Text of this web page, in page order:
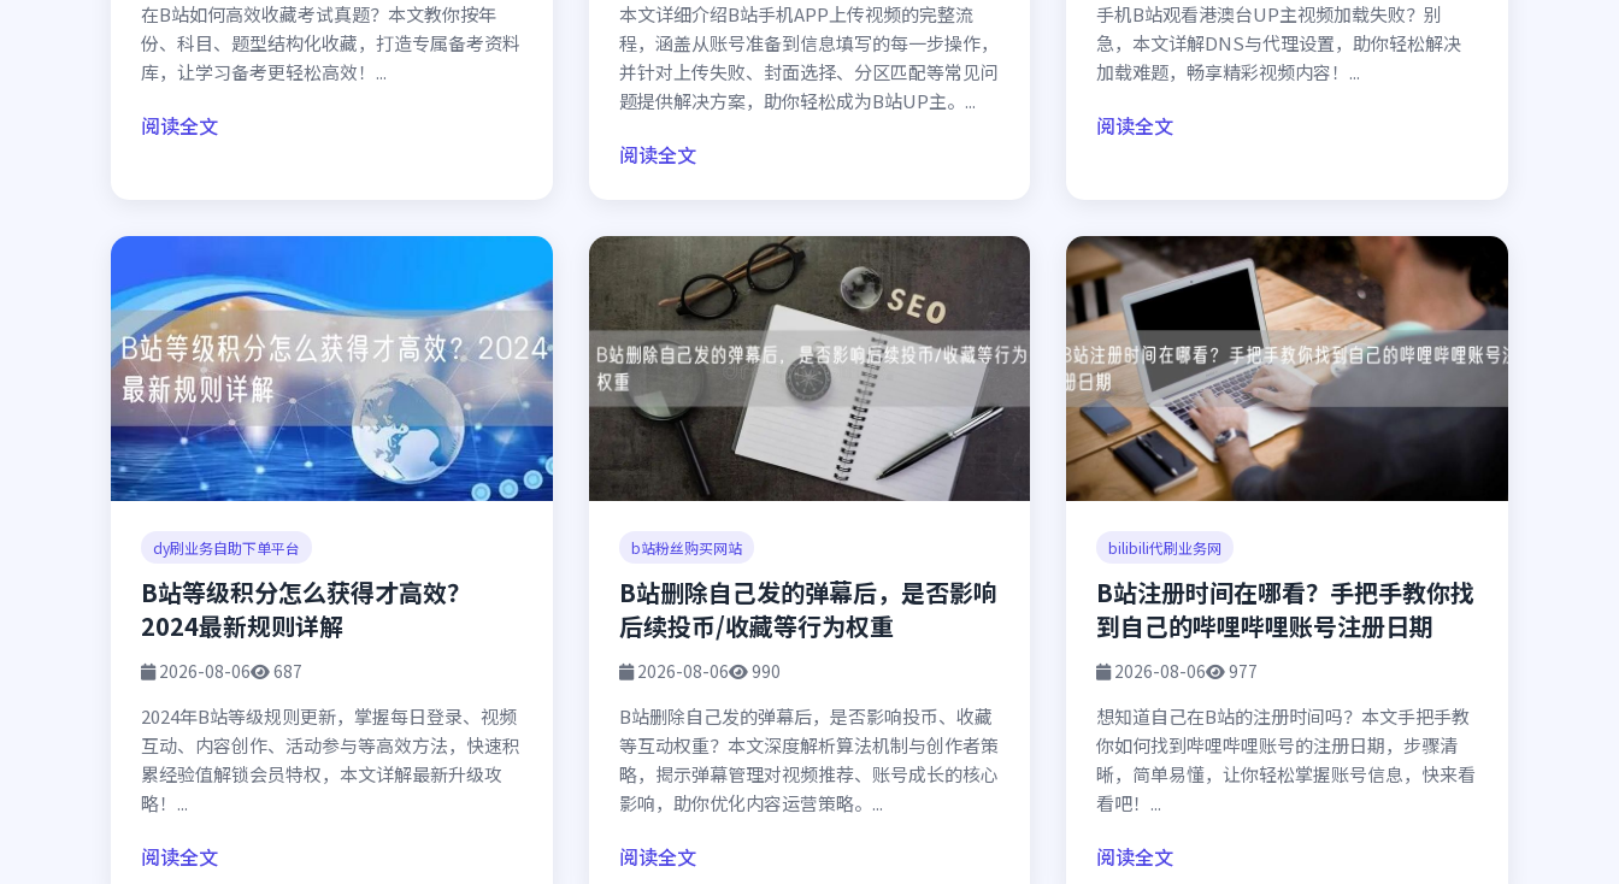
在B站如何高效收藏考试真题？本文教你按年
份、科目、题型结构化收藏，打造专属备考资料
库，让学习备考更轻松高效！...
阅读全文
本文详细介绍B站手机APP上传视频的完整流
程，涵盖从账号准备到信息填写的每一步操作，
并针对上传失败、封面选择、分区匹配等常见问
题提供解决方案，助你轻松成为B站UP主。...
阅读全文
手机B站观看港澳台UP主视频加载失败？别
急，本文详解DNS与代理设置，助你轻松解决
加载难题，畅享精彩视频内容！...
阅读全文
dy刷业务自助下单平台
B站等级积分怎么获得才高效？
2024最新规则详解
2026-08-06 687
2024年B站等级规则更新，掌握每日登录、视频
互动、内容创作、活动参与等高效方法，快速积
累经验值解锁会员特权，本文详解最新升级攻
略！...
阅读全文
b站粉丝购买网站
B站删除自己发的弹幕后，是否影响
后续投币/收藏等行为权重
2026-08-06 990
B站删除自己发的弹幕后，是否影响投币、收藏
等互动权重？本文深度解析算法机制与创作者策
略，揭示弹幕管理对视频推荐、账号成长的核心
影响，助你优化内容运营策略。...
阅读全文
bilibili代刷业务网
B站注册时间在哪看？手把手教你找
到自己的哔哩哔哩账号注册日期
2026-08-06 977
想知道自己在B站的注册时间吗？本文手把手教
你如何找到哔哩哔哩账号的注册日期，步骤清
晰，简单易懂，让你轻松掌握账号信息，快来看
看吧！...
阅读全文